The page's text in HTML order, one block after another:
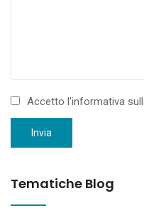
Accetto l'informativa
Invia
Tematiche Blog